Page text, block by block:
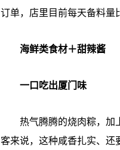
订单，店里目前每天备料量
海鲜类食材＋甜辣酱
一口吃出厦门味
热气腾腾的烧肉粽，加上
客来说，这种咸香扎实、还